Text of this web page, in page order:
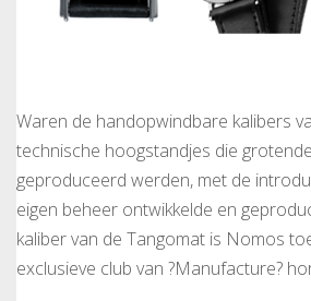
Waren de handopwindbare kalibers
technische hoogstandjes die
geproduceerd werden, met de
eigen beheer ontwikkelde en
kaliber van de Tangomat is Nomos
exclusieve club van ?Manufacture?